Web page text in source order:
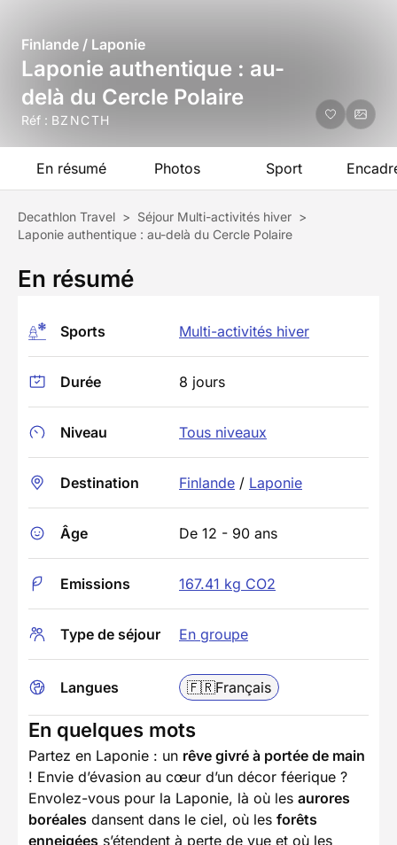
Finlande / Laponie
Laponie authentique : au-
delà du Cercle Polaire
Réf : BZNCTH
En résumé Photos Sport
Decathlon Travel > Séjour Multi-activités hiver >
Laponie authentique : au-delà du Cercle Polaire
En résumé
Sports Multi-activités hiver
Durée 8 jours
Niveau Tous niveaux
Destination Finlande / Laponie
Âge De 12 - 90 ans
Emissions 167.41 kg CO2
Type de séjour En groupe
Langues 🇫🇷Français
En quelques mots
Partez en Laponie : un rêve givré à portée de main
! Envie d’évasion au cœur d’un décor féerique ?
Envolez-vous pour la Laponie, là où les aurores
boréales dansent dans le ciel, où les forêts
enneigées s’étendent à perte de vue et où les